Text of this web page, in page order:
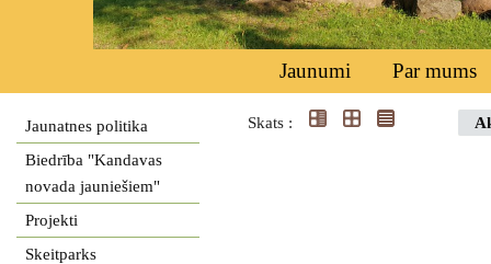
Jaunumi Par mums
Jaunatnes politika
Biedrība "Kandavas
novada jauniešiem"
Projekti
Skeitparks
Skats :